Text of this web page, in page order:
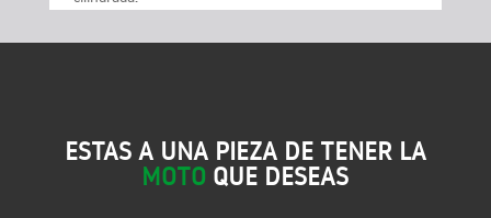
ESTAS A UNA PIEZA DE TENER LA
MOTO QUE DESEAS